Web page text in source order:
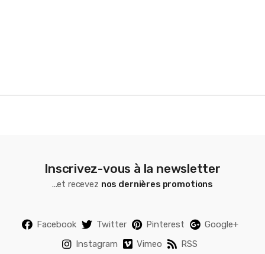
Inscrivez-vous à la newsletter
...et recevez nos dernières promotions
Facebook Twitter Pinterest
Google+
Instagram
Vimeo RSS